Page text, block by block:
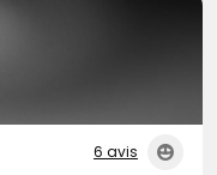
6 avis